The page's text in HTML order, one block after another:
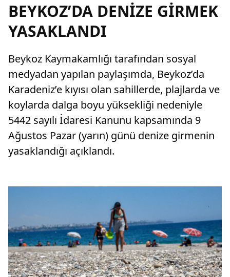
BEYKOZ’DA DENİZE GİRMEK
YASAKLANDI
Beykoz Kaymakamlığı tarafından sosyal
medyadan yapılan paylaşımda, Beykoz’da
Karadeniz’e kıyısı olan sahillerde, plajlarda ve
koylarda dalga boyu yüksekliği nedeniyle
5442 sayılı İdaresi Kanunu kapsamında 9
Ağustos Pazar (yarın) günü denize girmenin
yasaklandığı açıklandı.